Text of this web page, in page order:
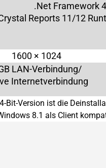
.Net Framework
Reports 11/12
1600 × 1024
LAN-Verbindung/
Internetverbindung
Bit-Version ist die
8.1 als Client